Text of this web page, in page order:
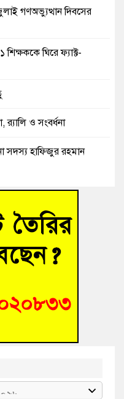
গণঅভ্যুত্থান দিবসের
ঘিরে ফ্যাক্ট-
র‍্যালি ও সংবর্ধনা
সদস্য হাফিজুর রহমান
ক্যান্টিনে অবরুদ্ধ জবি
হুমকির অভিযোগ
প্রশাসনের উদ্যোগ; ৯
উপলক্ষে প্রস্তুতিমূলক